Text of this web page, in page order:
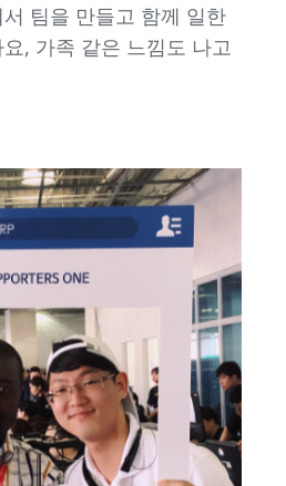
팀을 만들고 함께 일한
, 가족 같은 느낌도 나고